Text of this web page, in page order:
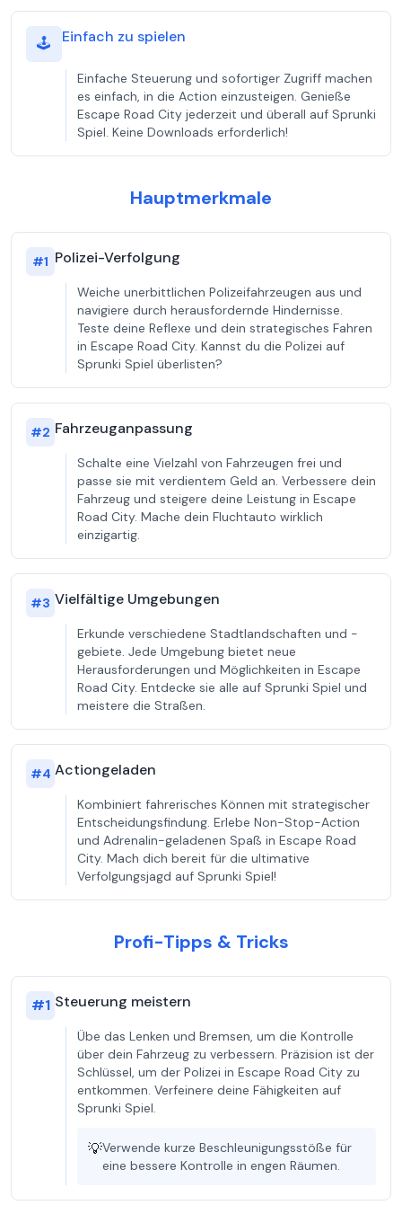
🕹️ Einfach zu spielen
Einfache Steuerung und sofortiger Zugriff machen
es einfach, in die Action einzusteigen. Genieße
Escape Road City jederzeit und überall auf Sprunki
Spiel. Keine Downloads erforderlich!
Hauptmerkmale
#1 Polizei-Verfolgung
Weiche unerbittlichen Polizeifahrzeugen aus und
navigiere durch herausfordernde Hindernisse.
Teste deine Reflexe und dein strategisches Fahren
in Escape Road City. Kannst du die Polizei auf
Sprunki Spiel überlisten?
#2 Fahrzeuganpassung
Schalte eine Vielzahl von Fahrzeugen frei und
passe sie mit verdientem Geld an. Verbessere dein
Fahrzeug und steigere deine Leistung in Escape
Road City. Mache dein Fluchtauto wirklich
einzigartig.
#3 Vielfältige Umgebungen
Erkunde verschiedene Stadtlandschaften und -
gebiete. Jede Umgebung bietet neue
Herausforderungen und Möglichkeiten in Escape
Road City. Entdecke sie alle auf Sprunki Spiel und
meistere die Straßen.
#4 Actiongeladen
Kombiniert fahrerisches Können mit strategischer
Entscheidungsfindung. Erlebe Non-Stop-Action
und Adrenalin-geladenen Spaß in Escape Road
City. Mach dich bereit für die ultimative
Verfolgungsjagd auf Sprunki Spiel!
Profi-Tipps & Tricks
#1 Steuerung meistern
Übe das Lenken und Bremsen, um die Kontrolle
über dein Fahrzeug zu verbessern. Präzision ist der
Schlüssel, um der Polizei in Escape Road City zu
entkommen. Verfeinere deine Fähigkeiten auf
Sprunki Spiel.
💡Verwende kurze Beschleunigungsstöße für
eine bessere Kontrolle in engen Räumen.